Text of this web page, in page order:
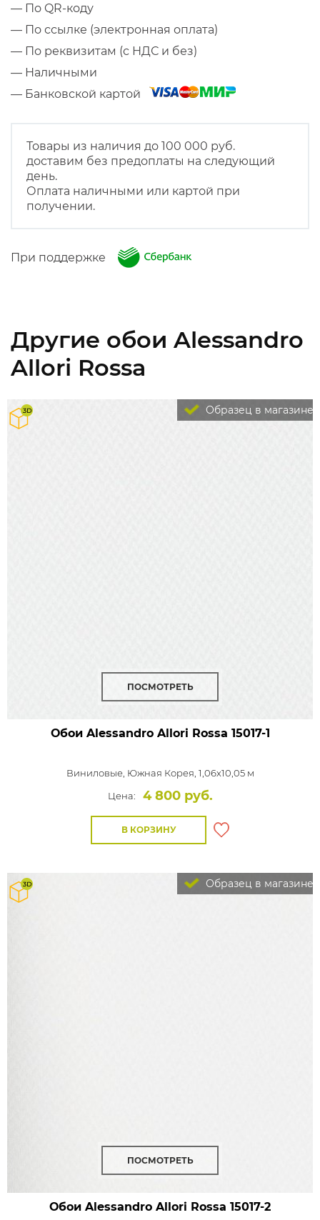
— По QR-коду
— По ссылке (электронная оплата)
— По реквизитам (с НДС и без)
— Наличными
— Банковской картой
Товары из наличия до 100 000 руб.
доставим без предоплаты на следующий
день.
Оплата наличными или картой при
получении.
При поддержке
Другие обои Alessandro
Allori Rossa
Образец в магазине
ПОСМОТРЕТЬ
Обои Alessandro Allori Rossa 15017-1
Виниловые, Южная Корея, 1,06x10,05 м
Цена:
4 800 руб.
В КОРЗИНУ
Образец в магазине
ПОСМОТРЕТЬ
Обои Alessandro Allori Rossa 15017-2